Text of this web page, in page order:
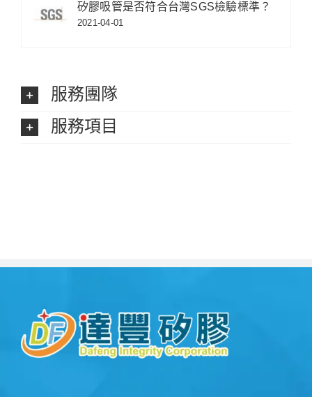
矽膠吸管是否符合台灣SGS檢驗標準？
2021-04-01
服務團隊
服務項目